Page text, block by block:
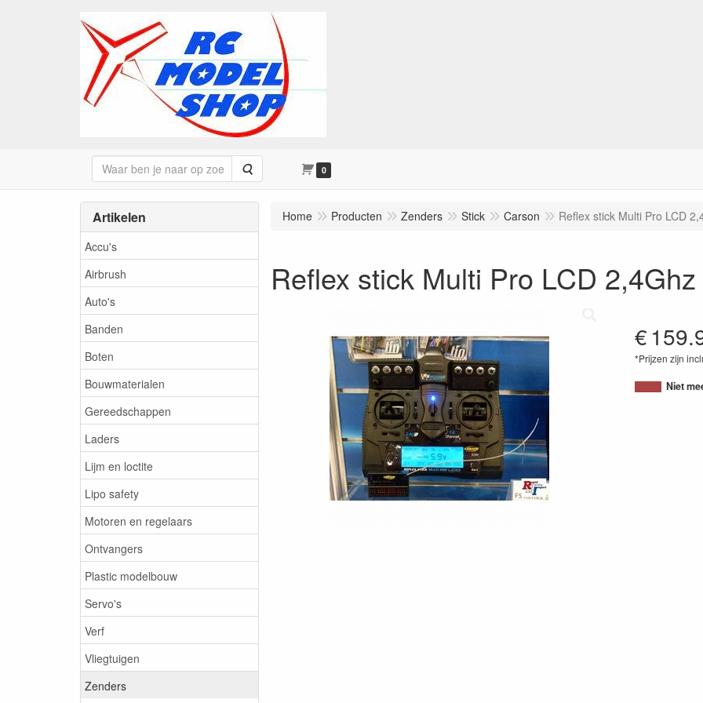
Zoeken 0
Artikelen
Accu's
Airbrush
Auto's
Banden
Boten
Bouwmaterialen
Gereedschappen
Laders
Lijm en loctite
Lipo safety
Motoren en regelaars
Ontvangers
Plastic modelbouw
Servo's
Verf
Vliegtuigen
Zenders
Home Producten Zenders Stick Carson Reflex stick Multi Pro LCD
Reflex stick Multi Pro LCD 2,4Ghz
€
*Prijzen zijn
Niet